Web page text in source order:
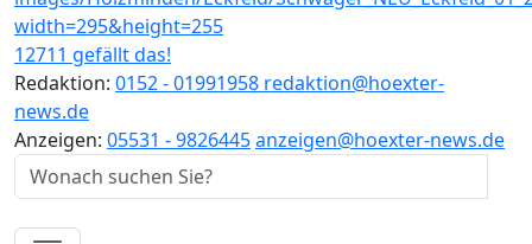
12711 gefällt das!
Redaktion: 0152 - 01991958 redaktion@hoexter-
news.de
Anzeigen: 05531 - 9826445anzeigen@hoexter-news.de